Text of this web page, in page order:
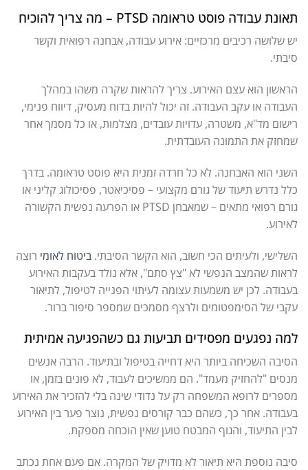
תאונת עבודה פוסט טראומה PTSD – מה צריך להוכיח
יש שלושה רכיבים מרכזיים: אירוע עבודה, אבחנה רפואית וקשר
סיבתי.
הראשון הוא עצם האירוע. צריך להראות שקרה משהו במהלך
העבודה או עקב העבודה. זה יכול להיות בדוח מעסיק, דיווח פנימי,
רישום מד"א, משטרה, עדויות עובדים, מצלמות, או כל מסמך אחר
שמחזק את התמונה העובדתית.
השני הוא האבחנה. לא כל חרדה זמנית היא פוסט טראומה. בדרך
כלל נדרש תיעוד של גורם מקצועי – פסיכיאטר, פסיכולוג קליני או
גורם רפואי מתאים – שמאבחן PTSD או הפרעה נפשית הקשורה
לאירוע.
השלישי, ולעיתים הכי חשוב, הוא הקשר הסיבתי. ביטוח לאומי רוצה
לראות שהמצב הנפשי לא "צץ סתם", אלא נולד בעקבות האירוע
בעבודה. לכן יש משמעות עצומה לעיתוי הפנייה לטיפול, לתיאור
עקבי של הסימפטומים ולרצף מסמכים שמספר סיפור ברור.
למה נפגעים מפסידים תביעות גם כשהפגיעה אמיתית
הסיבה השכיחה ביותר היא דחייה בטיפול ובתיעוד. הרבה אנשים
מנסים "להחזיק מעמד". הם ממשיכים לעבוד, לא פונים בזמן, או
מספרים לרופא המשפחה רק על נדודי שינה בלי להזכיר את האירוע
בעבודה. אחר כך, כשהם כבר קורסים נפשית, נוצר פער בין האירוע
לבין התיעוד, והגוף המבטח טוען שאין הוכחה מספקת.
סיבה נוספת היא תיאור לא מדויק של המקרה. אם פעם אחת נכתב